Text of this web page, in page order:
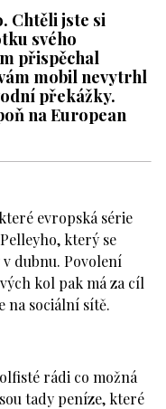
Chtěli jste si
svého
přispěchal
mobil nevytrhl
překážky.
na European
evropská série
který se
dubnu. Povolení
kol pak má za cíl
na sociální sítě.
rádi co možná
tady peníze, které